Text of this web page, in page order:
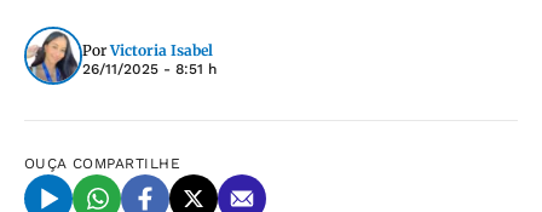
Por Victoria Isabel
26/11/2025 - 8:51 h
OUÇA COMPARTILHE